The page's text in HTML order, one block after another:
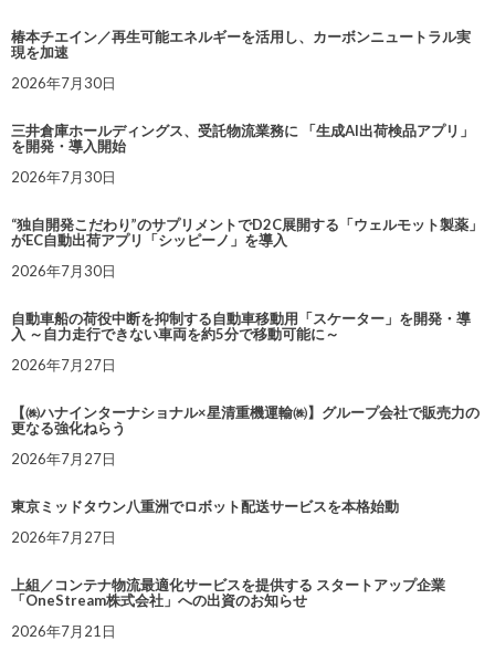
椿本チエイン／再生可能エネルギーを活用し、カーボンニュートラル実
現を加速
2026年7月30日
三井倉庫ホールディングス、受託物流業務に 「生成AI出荷検品アプリ」
を開発・導入開始
2026年7月30日
“独自開発こだわり”のサプリメントでD2C展開する「ウェルモット製薬」
がEC自動出荷アプリ「シッピーノ」を導入
2026年7月30日
自動車船の荷役中断を抑制する自動車移動用「スケーター」を開発・導
入 ～自力走行できない車両を約5分で移動可能に～
2026年7月27日
【㈱ハナインターナショナル×星清重機運輸㈱】グループ会社で販売力の
更なる強化ねらう
2026年7月27日
東京ミッドタウン八重洲でロボット配送サービスを本格始動
2026年7月27日
上組／コンテナ物流最適化サービスを提供する スタートアップ企業
「OneStream株式会社」への出資のお知らせ
2026年7月21日